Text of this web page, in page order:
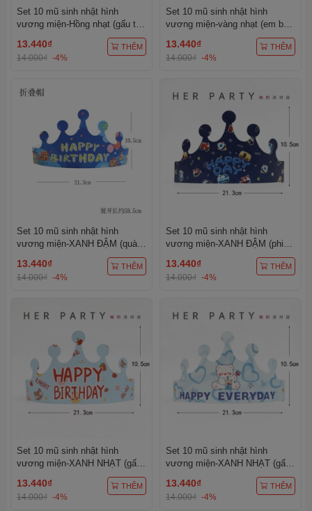
Set 10 mũ sinh nhật hình
vương miện-Hồng nhạt (gấu trà
13.440₫
14.000₫ -4%
THÊM
Set 10 mũ sinh nhật hình
vương miện-vàng nhạt (em bé
13.440₫
14.000₫ -4%
THÊM
Set 10 mũ sinh nhật hình
vương miện-XANH ĐẬM (quà
13.440₫
14.000₫ -4%
THÊM
Set 10 mũ sinh nhật hình
vương miện-XANH ĐẬM (phi
13.440₫
14.000₫ -4%
THÊM
Set 10 mũ sinh nhật hình
vương miện-XANH NHẠT (gấu
13.440₫
14.000₫ -4%
THÊM
Set 10 mũ sinh nhật hình
vương miện-XANH NHẠT (gấu
13.440₫
14.000₫ -4%
THÊM